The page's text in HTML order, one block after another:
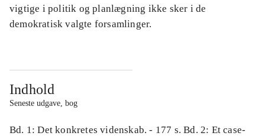
vigtige i politik og planlægning ikke sker i de
demokratisk valgte forsamlinger.
Indhold
Seneste udgave, bog
Bd. 1: Det konkretes videnskab. - 177 s. Bd. 2: Et case-